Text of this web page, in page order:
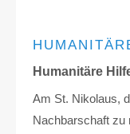
Humanitäre
Am St. Nikolaus,
Nachbarschaft zu